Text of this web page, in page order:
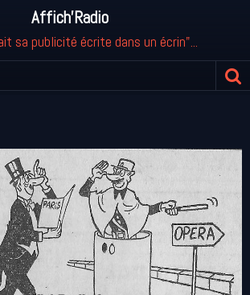
Affich'Radio
sa publicité écrite dans un écrin"...